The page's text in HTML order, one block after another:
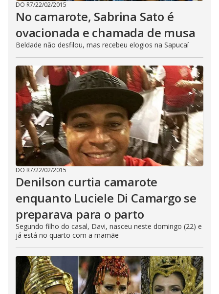
DO R7/22/02/2015
No camarote, Sabrina Sato é
ovacionada e chamada de musa
Beldade não desfilou, mas recebeu elogios na Sapucaí
DO R7/22/02/2015
Denilson curtia camarote
enquanto Luciele Di Camargo se
preparava para o parto
Segundo filho do casal, Davi, nasceu neste domingo (22) e
já está no quarto com a mamãe